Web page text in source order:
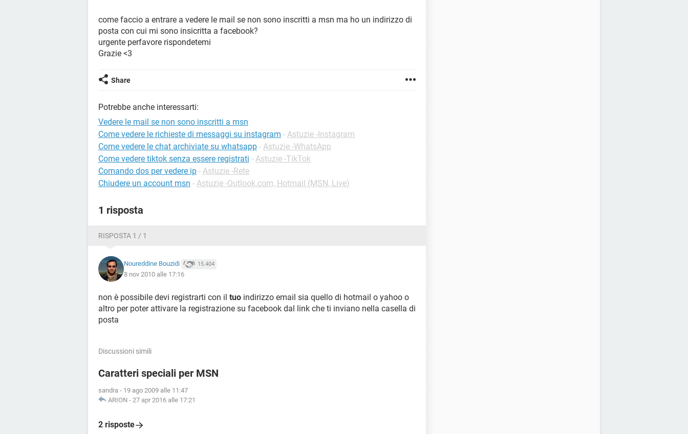
come faccio a entrare a vedere le mail se non sono inscritti a msn ma ho un indirizzo di
posta con cui mi sono insicritta a facebook?
urgente perfavore rispondetemi
Grazie <3
Share
Potrebbe anche interessarti:
Vedere le mail se non sono inscritti a msn
Come vedere le richieste di messaggi su instagram - Astuzie -Instagram
Come vedere le chat archiviate su whatsapp - Astuzie -WhatsApp
Come vedere tiktok senza essere registrati - Astuzie -TikTok
Comando dos per vedere ip - Astuzie -Rete
Chiudere un account msn - Astuzie -Outlook.com, Hotmail (MSN, Live)
1 risposta
RISPOSTA 1 / 1
Noureddine Bouzidi 15.404
8 nov 2010 alle 17:16
non è possibile devi registrarti con il tuo indirizzo email sia quello di hotmail o yahoo o
altro per poter attivare la registrazione su facebook dal link che ti inviano nella casella di
posta
Discussioni simili
Caratteri speciali per MSN
sandra - 19 ago 2009 alle 11:47
ARION - 27 apr 2016 alle 17:21
2 risposte